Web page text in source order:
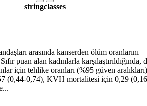
stringclasses
arasında kanserden ölüm oranlarını
puan alan kadınlarla karşılaştırıldığında,
için tehlike oranları (%95 güven aralıkları)
(0,44-0,74), KVH mortalitesi için 0,29